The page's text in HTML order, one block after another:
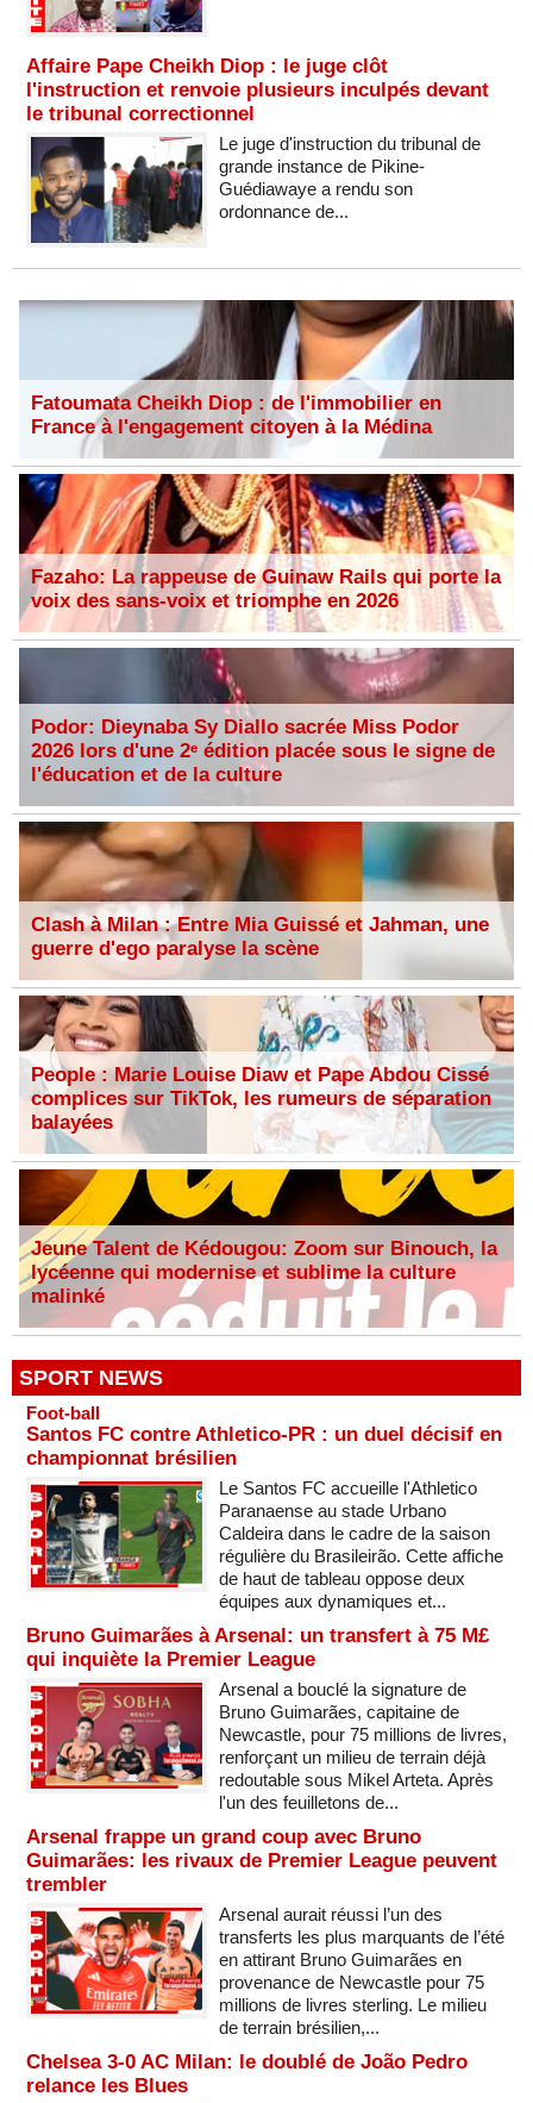
Affaire Pape Cheikh Diop : le juge clôt
l'instruction et renvoie plusieurs inculpés devant
le tribunal correctionnel
Le juge d'instruction du tribunal de
grande instance de Pikine-
Guédiawaye a rendu son
ordonnance de...
Fatoumata Cheikh Diop : de l'immobilier en
France à l'engagement citoyen à la Médina
Fazaho: La rappeuse de Guinaw Rails qui porte la
voix des sans-voix et triomphe en 2026
Podor: Dieynaba Sy Diallo sacrée Miss Podor
2026 lors d'une 2ᵉ édition placée sous le signe de
l'éducation et de la culture
Clash à Milan : Entre Mia Guissé et Jahman, une
guerre d'ego paralyse la scène
People : Marie Louise Diaw et Pape Abdou Cissé
complices sur TikTok, les rumeurs de séparation
balayées
Jeune Talent de Kédougou: Zoom sur Binouch, la
lycéenne qui modernise et sublime la culture
malinké
SPORT NEWS
Foot-ball
Santos FC contre Athletico-PR : un duel décisif en
championnat brésilien
Le Santos FC accueille l'Athletico
Paranaense au stade Urbano
Caldeira dans le cadre de la saison
régulière du Brasileirão. Cette affiche
de haut de tableau oppose deux
équipes aux dynamiques et...
Bruno Guimarães à Arsenal: un transfert à 75 M£
qui inquiète la Premier League
Arsenal a bouclé la signature de
Bruno Guimarães, capitaine de
Newcastle, pour 75 millions de livres,
renforçant un milieu de terrain déjà
redoutable sous Mikel Arteta. Après
l'un des feuilletons de...
Arsenal frappe un grand coup avec Bruno
Guimarães: les rivaux de Premier League peuvent
trembler
Arsenal aurait réussi l’un des
transferts les plus marquants de l’été
en attirant Bruno Guimarães en
provenance de Newcastle pour 75
millions de livres sterling. Le milieu
de terrain brésilien,...
Chelsea 3-0 AC Milan: le doublé de João Pedro
relance les Blues